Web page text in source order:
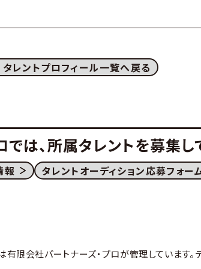
タレントプロフィール一覧へ戻る
は、所属タレントを募集し
報 タレントオーディション応募フォー
限会社パートナーズ・プロが管理しています。